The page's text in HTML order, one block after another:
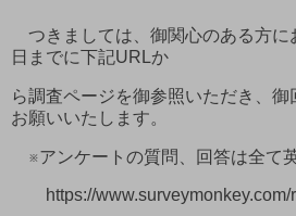
つきましては、御関心のある方に
日までに下記URLか
ら調査ページを御参照いただき、御
お願いいたします。
※アンケートの質問、回答は全て
https://www.surveymonkey.com/